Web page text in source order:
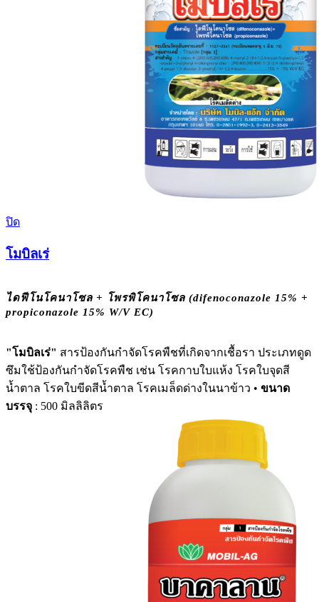
ปิด
โมบิลเร่
ไดฟีโนโคนาโซล + โพรพิโคนาโซล (difenoconazole 15% +
propiconazole 15% W/V EC)
"โมบิลเร่" สารป้องกันกำจัดโรคพืชที่เกิดจากเชื้อรา ประเภทดูด
ซึมใช้ป้องกันกำจัดโรคพืช เช่น โรคกาบใบแห้ง โรคใบจุดสี
น้ำตาล โรคใบขีดสีน้ำตาล โรคเมล็ดด่างในนาข้าว • ขนาด
บรรจุ : 500 มิลลิลิตร